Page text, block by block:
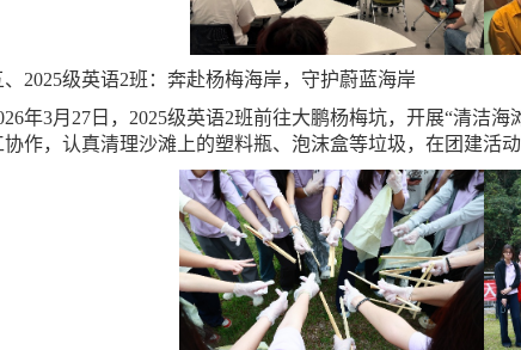
、2025级英语2班：奔赴杨梅海岸，守护蔚蓝海岸
年3月27日，2025级英语2班前往大鹏杨梅坑，开展“清洁
作，认真清理沙滩上的塑料瓶、泡沫盒等垃圾，在团建活